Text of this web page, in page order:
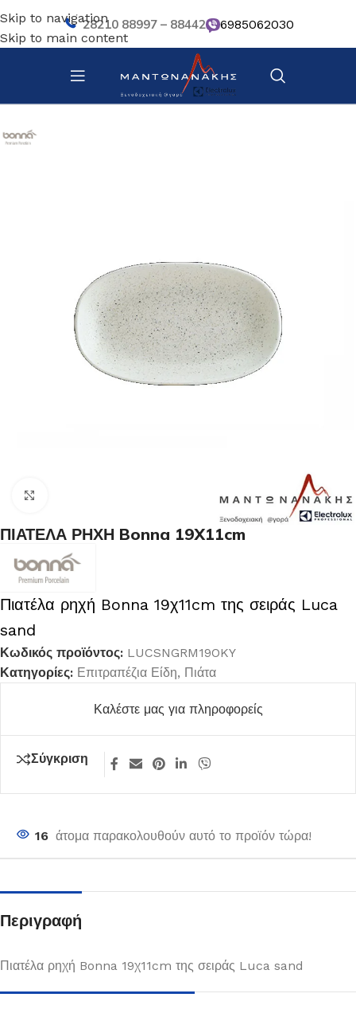
Skip to navigation
Skip to main content
28210 88997 – 88442 6985062030
Αρχική σελίδα/ Επιτραπέζια Είδη/ Πιάτα
ΠΙΑΤΕΛΑ ΡΗΧΗ Bonna 19X11cm
Πιατέλα ρηχή Bonna 19χ11cm της σειράς Luca
sand
Κωδικός προϊόντος: LUCSNGRM19OKY
Κατηγορίες: Επιτραπέζια Είδη, Πιάτα
Καλέστε μας για πληροφορείς
Σύγκριση
16 άτομα παρακολουθούν αυτό το προϊόν τώρα!
Περιγραφή
Πιατέλα ρηχή Bonna 19χ11cm της σειράς Luca sand